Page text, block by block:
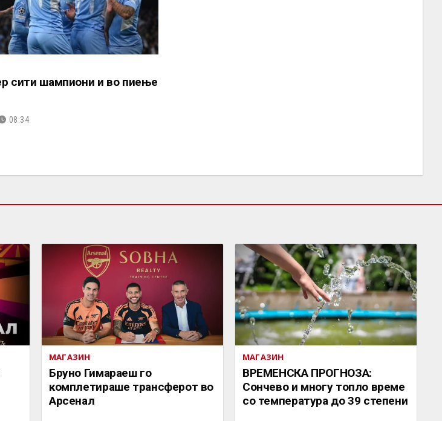
сити шампиони и во пиење
08:34
МАГАЗИН
Бруно Гимараеш го
комплетираше трансферот во
Арсенал
МАГАЗИН
ВРЕМЕНСКА ПРОГНОЗА:
Сончево и многу топло време
со температура до 39 степени